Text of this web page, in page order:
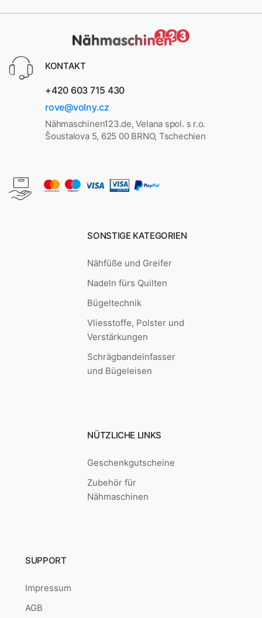
KONTAKT
+420 603 715 430
rove@volny.cz
Nähmaschinen123.de, Velana spol. s r.o.
Šoustalova 5, 625 00 BRNO, Tschechien
SONSTIGE KATEGORIEN
Nähfüße und Greifer
Nadeln fürs Quilten
Bügeltechnik
Vliesstoffe, Polster und
Verstärkungen
Schrägbandeinfasser
und Bügeleisen
NÜTZLICHE LINKS
Geschenkgutscheine
Zubehör für
Nähmaschinen
SUPPORT
Impressum
AGB